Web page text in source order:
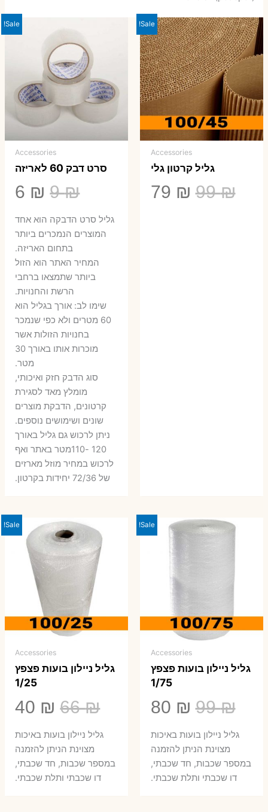
Sale!
Accessories
גליל קרטון גלי
99₪
המחיר
79 ₪
הנוכחי
Sale!
Accessories
סרט דבק 60 לאריזה
9₪
היה:
9 ₪.
6 ₪
6 ₪.
גליל סרט הדבקה הוא אחד
המוצרים הנמכרים ביותר
בתחום האריזה.
המחיר האתר הוא הזול
ביותר שתמצאו ברחבי
הרשת והחנויות.
שימו לב: אורך בגליל הוא
60 מטרים ולא כפי שנמכר
בחנויות הזולות אשר
מוכרות אותו באורך 30
מטר.
סוג הדבק חזק ואיכותי,
מומלץ מאד לסגירת
קרטונים, הדבקת מוצרים
שונים ושימושים נוספים.
ניתן לרכוש גם גליל באורך
120 -110מטר באתר ואף
לרכוש במחיר מוזל מארזים
של 72/36 יחידות בקרטון.
Sale!
Accessories
גליל ניילון בועות פצפץ
1/75
99₪
המחיר
המקורי
היה:
99 ₪.
80 ₪
הנוכחיגליל ניילון בועות באיכות
מצוינת הניתן להזמנה
במספר שכבות, חד שכבתי,
דו שכבתי ותלת שכבתי.
Sale!
Accessories
גליל ניילון בועות פצפץ
1/25
66₪
המחיר
המקורי
היה:
66 ₪.
40 ₪
₪.
גליל ניילון בועות באיכות
מצוינת הניתן להזמנה
במספר שכבות, חד שכבתי,
דו שכבתי ותלת שכבתי.